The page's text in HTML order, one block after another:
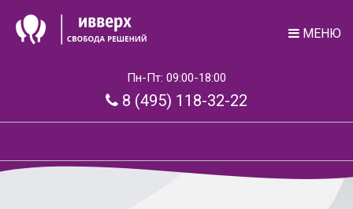
МЕНЮ
Пн-Пт: 09:00-18:00
8 (495) 118-32-22